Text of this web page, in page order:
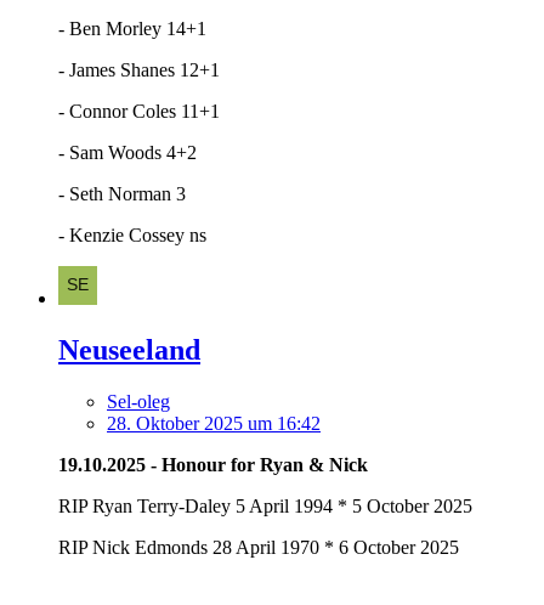
- Ben Morley 14+1
- James Shanes 12+1
- Connor Coles 11+1
- Sam Woods 4+2
- Seth Norman 3
- Kenzie Cossey ns
Neuseeland
Sel-oleg
28. Oktober 2025 um 16:42
19.10.2025 - Honour for Ryan & Nick
RIP Ryan Terry-Daley 5 April 1994 * 5 October 2025
RIP Nick Edmonds 28 April 1970 * 6 October 2025